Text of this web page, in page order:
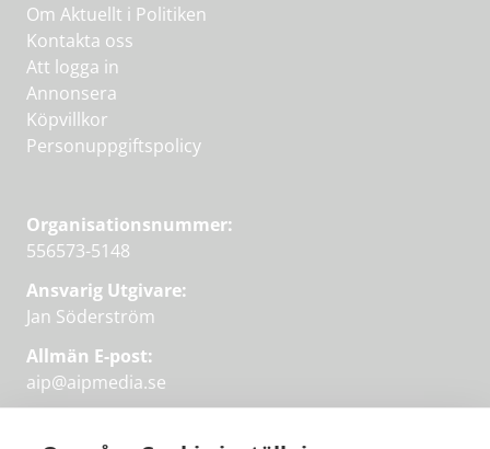
Om Aktuellt i Politiken
Kontakta oss
Att logga in
Annonsera
Köpvillkor
Personuppgiftspolicy
Organisationsnummer:
556573-5148
Ansvarig Utgivare:
Jan Söderström
Allmän E-post:
aip@aipmedia.se